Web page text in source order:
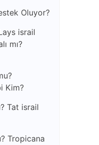
Oluyor?
israil
mı?
Kim?
Tat israil
Tropicana